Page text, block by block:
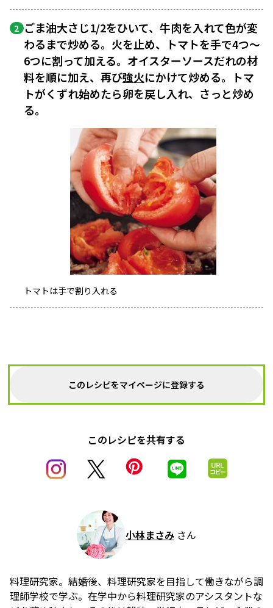
2 ごま油大さじ1/2をひいて、牛肉を入れて色が変
わるまで炒める。火を止め、トマトを手で4つ〜
6つに割って加える。オイスターソースだれの材
料を順に加え、再び強火にかけて炒める。トマ
トがくずれ始めたら卵を戻し入れ、さっと炒め
る。
トマトは手で割り入れる
このレシピをマイページに登録する
このレシピを共有する
小林まさみ さん
料理研究家。結婚後、料理研究家を目指して働きながら調
理師学校で学ぶ。在学中から料理研究家のアシスタントな